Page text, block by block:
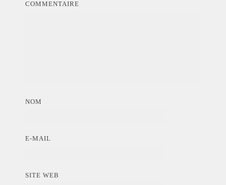
COMMENTAIRE
NOM
E-MAIL
SITE WEB